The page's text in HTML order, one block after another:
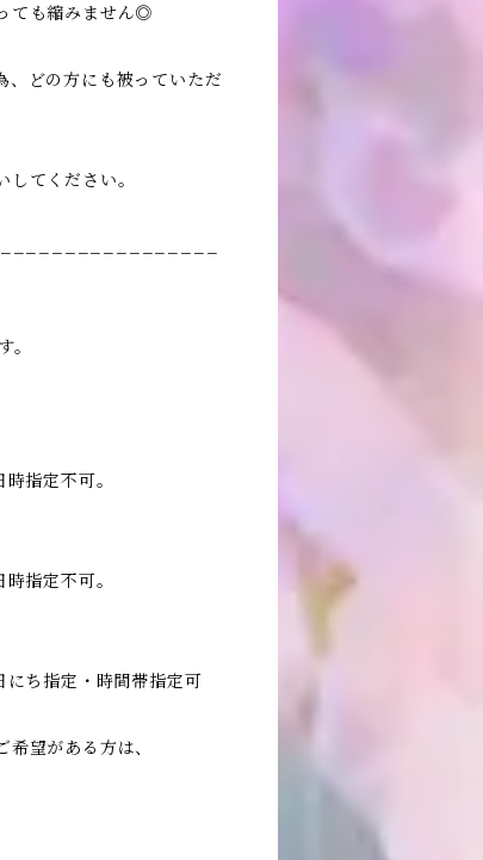
ても縮みません◎
、どの方にも被っていただ
てください。
。
指定不可。
指定不可。
ち指定・時間帯指定可
望がある方は、